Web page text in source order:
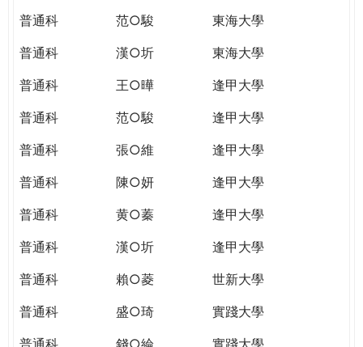
普通科
范○駿
東海大學
普通科
漢○圻
東海大學
普通科
王○曄
逢甲大學
普通科
范○駿
逢甲大學
普通科
張○維
逢甲大學
普通科
陳○妍
逢甲大學
普通科
黄○蓁
逢甲大學
普通科
漢○圻
逢甲大學
普通科
賴○菱
世新大學
普通科
盛○琦
實踐大學
普通科
錢○綸
實踐大學